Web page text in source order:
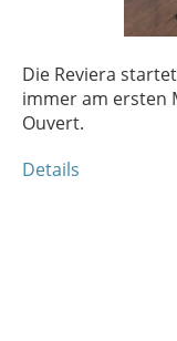
Die Reviera
immer am ersten
Ouvert.
Details